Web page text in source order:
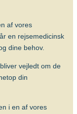
af vores
en rejsemedicinsk
dine behov.
vejledt om de
din
i en af vores